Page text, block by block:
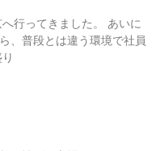
行ってきました。 あいに
、普段とは違う環境で社員